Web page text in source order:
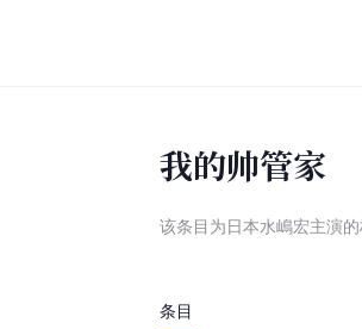
我的帅管家
该条目为日本水嶋宏主演
条目